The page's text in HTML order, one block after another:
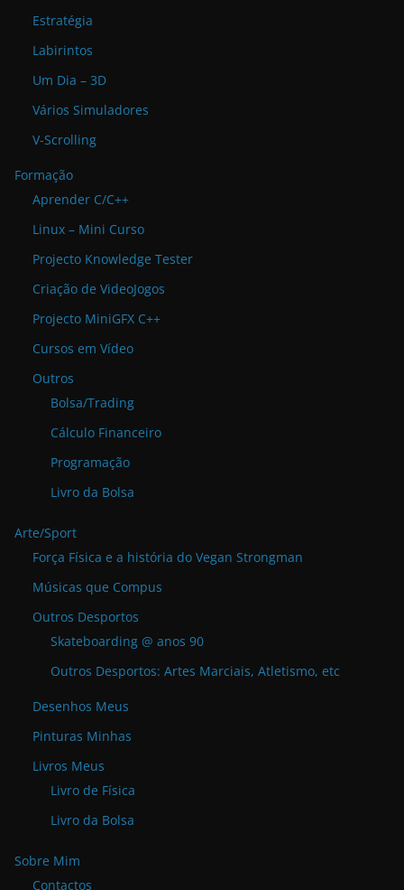
Estratégia
Labirintos
Um Dia – 3D
Vários Simuladores
V-Scrolling
Formação
Aprender C/C++
Linux – Mini Curso
Projecto Knowledge Tester
Criação de VideoJogos
Projecto MiniGFX C++
Cursos em Vídeo
Outros
Bolsa/Trading
Cálculo Financeiro
Programação
Livro da Bolsa
Arte/Sport
Força Física e a história do Vegan Strongman
Músicas que Compus
Outros Desportos
Skateboarding @ anos 90
Outros Desportos: Artes Marciais, Atletismo, etc
Desenhos Meus
Pinturas Minhas
Livros Meus
Livro de Física
Livro da Bolsa
Sobre Mim
Contactos